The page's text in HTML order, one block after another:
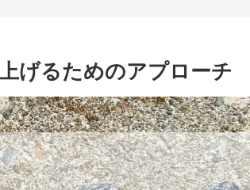
げるためのアプローチ